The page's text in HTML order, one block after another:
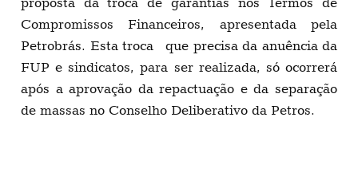
Compromissos Financeiros, apresentada pela
Petrobrás. Esta troca que precisa da anuência da
FUP e sindicatos, para ser realizada, só ocorrerá
após a aprovação da repactuação e da separação
de massas no Conselho Deliberativo da Petros.